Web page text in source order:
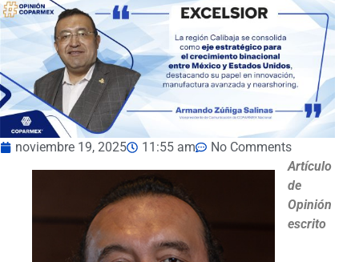
noviembre 19, 2025 11:55 am
No Comments
Artículo
de
Opinión
escrito